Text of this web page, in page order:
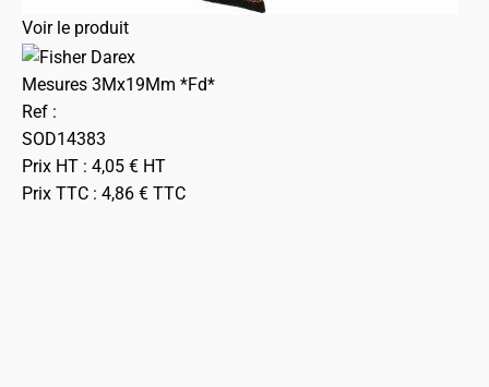
Voir le produit
Mesures 3Mx19Mm *Fd*
Ref :
SOD14383
Prix HT : 4,05 € HT
Prix TTC : 4,86 € TTC